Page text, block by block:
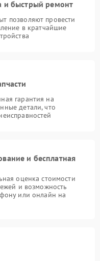
и быстрый ремонт
позволяют провести
в кратчайшие
гарантия на
детали, что
и бесплатная
оценка стоимости
и возможность
или онлайн на